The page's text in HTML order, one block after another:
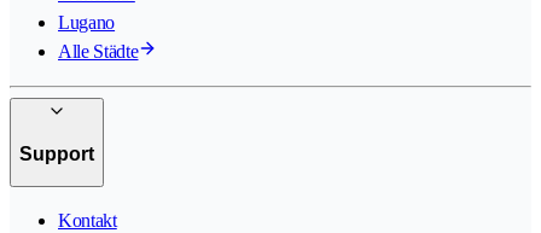
Lugano
Alle Städte
Support
Kontakt